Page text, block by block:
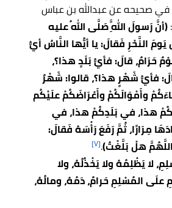
في صحيحه عن عبدالله بن عباس
(أنَّ رَسولَ اللَّهِ صَلَّى اللهُ عليه
النَّحْرِ فَقالَ: يا أيُّها النَّاسُ أيُّ
حَرَامٌ، قالَ: فأيُّ بَلَدٍ هذا؟،
فأيُّ شَهْرٍ هذا؟، قالوا: شَهْرٌ
وأَمْوَالَكُمْ وأَعْرَاضَكُمْ علَيْكُم
هذا، في بَلَدِكُمْ هذا، في
مِرَارًا، ثُمَّ رَفَعَ رَأْسَهُ فَقالَ:
هلْ بَلَّغْتُ).[٧]
لا يَظْلِمُهُ ولا يَخْذُلُهُ، ولا
علَى المُسْلِمِ حَرامٌ، دَمُهُ، ومالُهُ،